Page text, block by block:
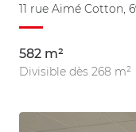
11 rue Aimé Cotton,
582 m²
Divisible dès 268 m²